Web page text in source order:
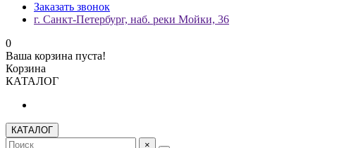
Заказать звонок
г. Санкт-Петербург, наб. реки Мойки, 36
0
Ваша корзина пуста!
Корзина
КАТАЛОГ
КАТАЛОГ
×